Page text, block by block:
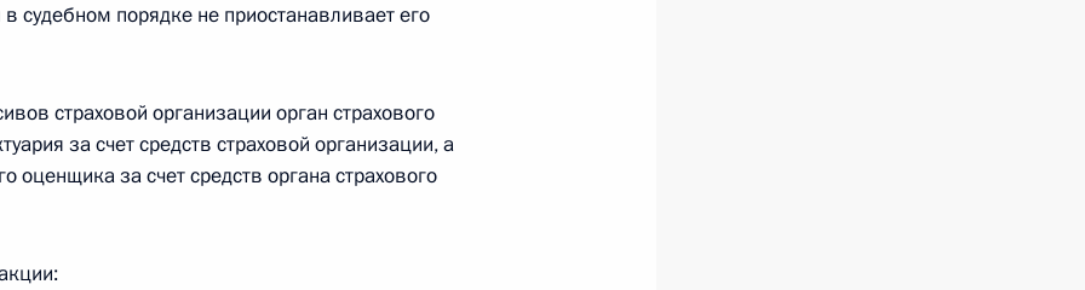
г. № 252-ФЗ
водного транспорта Российской Федерации и статью 1
измерений»
судебном порядке не приостанавливает его
страховой организации орган страхового
за счет средств страховой организации, а
оценщика за счет средств органа страхового